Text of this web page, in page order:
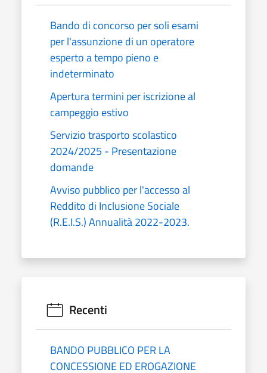
Bando di concorso per soli esami
per l'assunzione di un operatore
esperto a tempo pieno e
indeterminato
Apertura termini per iscrizione al
campeggio estivo
Servizio trasporto scolastico
2024/2025 - Presentazione
domande
Avviso pubblico per l'accesso al
Reddito di Inclusione Sociale
(R.E.I.S.) Annualità 2022-2023.
Recenti
BANDO PUBBLICO PER LA
CONCESSIONE ED EROGAZIONE